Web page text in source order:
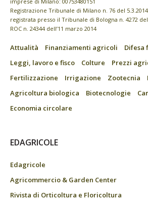
Registrazione Tribunale di Milano n. 76 del
registrata presso il Tribunale di Bologna n. 4272
ROC n. 24344 dell’11 marzo 2014
Attualità Finanziamenti agricoli
Difesa
Leggi, lavoro e fisco
Colture
Prezzi
Fertilizzazione
Irrigazione Zootecnia
Agricoltura biologica
Biotecnologie
Economia circolare
EDAGRICOLE
Edagricole
Agricommercio & Garden Center
Rivista di Orticoltura e Floricoltura